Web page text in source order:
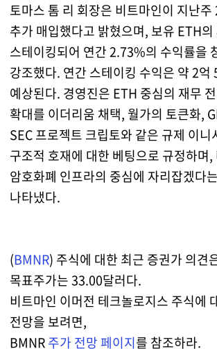
토마스 톰 리 회장은 비트마인이 지난
추가 매입했다고 밝혔으며, 보유 ETH
스테이킹되어 연간 2.73%의 수익률을
강조했다. 연간 스테이킹 수익은 약 2억
예상된다. 경영진은 ETH 중심의 재무
확대를 이더리움 채택, 월가의 토큰화,
SEC 프로젝트 크립토와 같은 규제 이니
구조적 호재에 대한 베팅으로 규정하며
암호화폐 인프라의 중심에 자리잡겠다
나타냈다.
(BMNR) 주식에 대한 최근 증권가 의견
목표주가는 33.00달러다.
비트마인 이머전 테크놀로지스 주식에
전망을 보려면,
BMNR주가 전망 페이지를 참조하라.